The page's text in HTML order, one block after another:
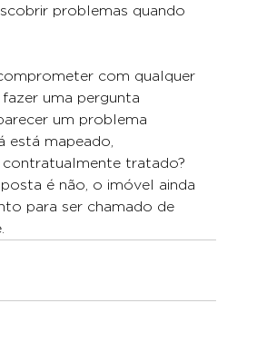
problemas quando
com qualquer
uma pergunta
um problema
está mapeado,
tratado?
é não, o imóvel ainda
para ser chamado de